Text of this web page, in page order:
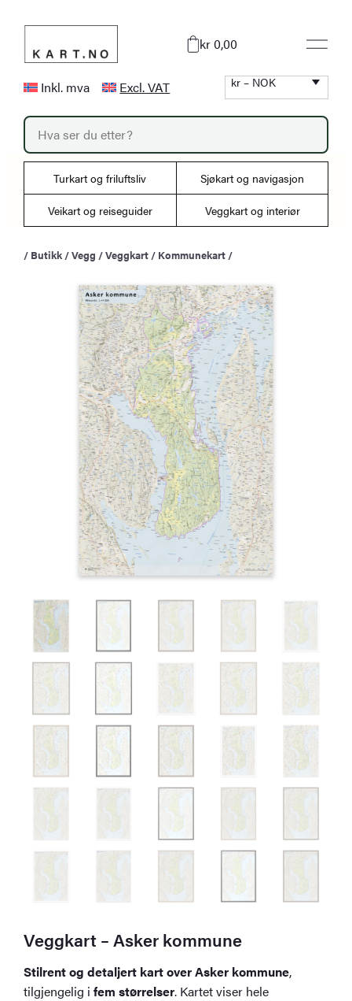
innhold
kr 0,00
Inkl. mva Excl. VAT kr – NOK
P
o
d
t
r
Turkart og friluftsliv Sjøkart og navigasjon
Veikart og reiseguider Veggkart og interiør
/ Butikk /Vegg /Veggkart / Kommunekart /
Veggkart – Asker kommune
Stilrent og detaljert kart over Asker kommune,
tilgjengelig ifem størrelser. Kartet viser hele